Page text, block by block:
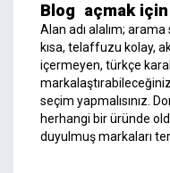
Blog açmak
Alan adı alalım;
kısa, telaffuzu kolay,
içermeyen, türkçe
seçim yapmalısınız.
herhangi bir üründe
duyulmuş markaları